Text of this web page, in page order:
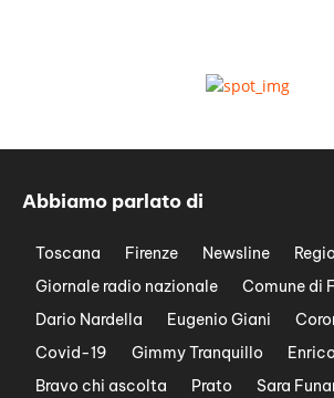
Abbiamo parlato di
Toscana Firenze Newsline
Giornale radio nazionale
Comune di
Dario Nardella
Eugenio Giani
Covid-19
Gimmy Tranquillo
Bravo chi ascolta
Prato Sara